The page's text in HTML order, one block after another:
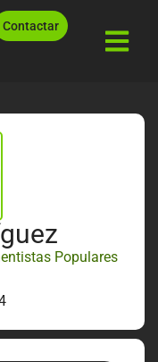
Contactar
Populares